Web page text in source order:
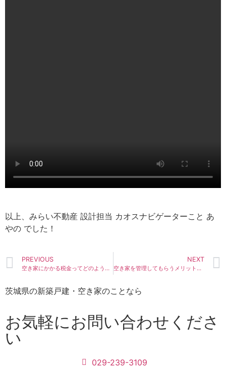
以上、みらい不動産 設計担当 カオスナビゲーターこと あ
やの でした！
PREVIOUS
空き家にかかる税金ってどのようなものがあるの？
NEXT
空き家を管理してもらうメリットは？デメリットも知りたい！
茨城県の新築戸建・空き家のことなら
お気軽にお問い合わせくださ
い
029-239-3109